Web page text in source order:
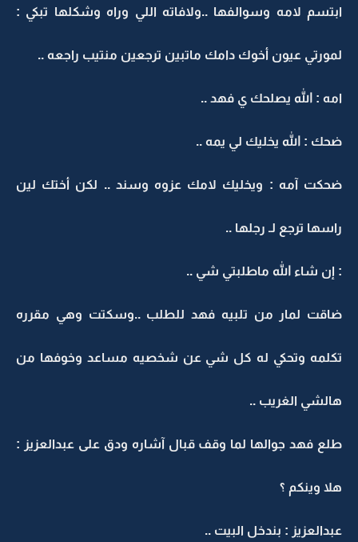
ابتسم لامه وسوالفها ..ولافاته اللي وراه وشكلها تبكي :
لمورتي عيون أخوك دامك ماتبين ترجعين منتيب راجعه ..
امه : الله يصلحك ي فهد ..
ضحك : الله يخليك لي يمه ..
ضحكت آمه : ويخليك لامك عزوه وسند .. لكن أختك لين
راسها ترجع لـ رجلها ..
: إن شاء الله ماطلبتي شي ..
ضاقت لمار من تلبيه فهد للطلب ..وسكتت وهي مقرره
تكلمه وتحكي له كل شي عن شخصيه مساعد وخوفها من
هالشي الغريب ..
طلع فهد جوالها لما وقف قبال آشاره ودق على عبدالعزيز :
هلا وينكم ؟
عبدالعزيز : بندخل البيت ..